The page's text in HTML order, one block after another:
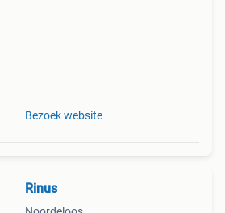
Bezoek website
Rinus